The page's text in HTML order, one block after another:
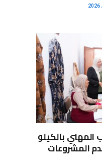
المهني بالكيلو
المشروعات